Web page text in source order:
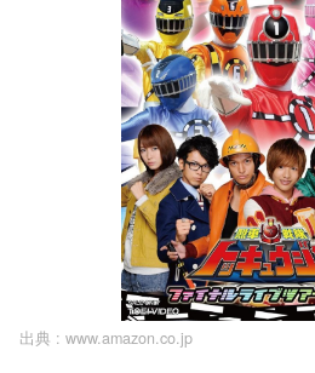
出典 : www.amazon.co.jp